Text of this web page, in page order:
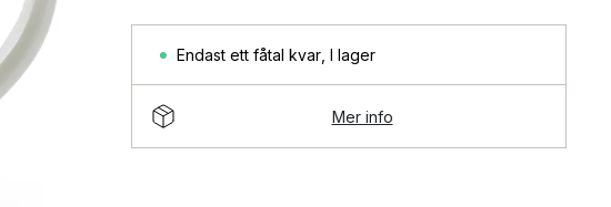
Endast ett fåtal kvar I lager
Mer info